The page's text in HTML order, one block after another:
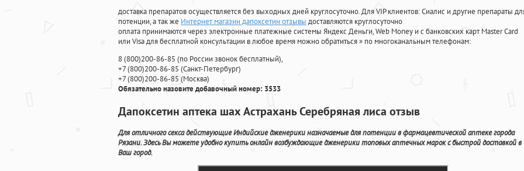
доставка препаратов осуществляется без выходных дней круглосуточно. Для VIP клиентов: Сиалис и другие препараты
потенции, а так же Интернет магазин дапоксетин отзывы доставляются круглосуточно
оплата принимаются через электронные платежные системы Яндекс Деньги, Web Money и с банковских карт Master Card
или Visa для бесплатной консультации в любое время можно обратиться» по многоканальным телефонам:
8(800)200-86-85 (по России звонок бесплатный),
+7(800)200-86-85 (Санкт-Петербург)
+7(800)200-86-85 (Москва)
Обязательно назовите добавочный номер: 3533
Дапоксетин аптека шах Астрахань Серебряная лиса отзыв
Для отличного секса действующие Индийские дженерики назначаемые для потенции в фармацевтической аптеке города
Рязани. Здесь Вы можете удобно купить онлайн возбуждающие дженерики топовых аптечных марок с быстрой доставкой в
Ваш город.